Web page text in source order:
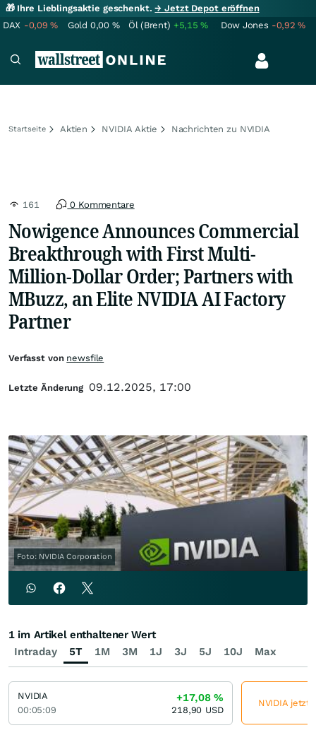
🎁 Ihre Lieblingsaktie geschenkt.→ Jetzt Depot eröffnen
DAX -0,09% Gold 0,00 % Öl (Brent) +5,15% Dow Jones -0,92%
Startseite Aktien NVIDIA Aktie Nachrichten zu NVIDIA
161 0 Kommentare
Nowigence Announces Commercial
Breakthrough with First Multi-
Million-Dollar Order; Partners with
MBuzz, an Elite NVIDIA AI Factory
Partner
Foto: NVIDIA Corporation
Verfasst von newsfile
Letzte Änderung 09.12.2025, 17:00
Intraday 5T 1M 3M 1J 3J 5J 10J Max
1 im Artikel enthaltener Wert
NVIDIA
00:05:09
+17,08%
218,90 USD
NVIDIA jetzt